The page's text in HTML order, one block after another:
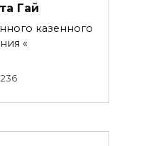
Гай
казенного
«
236